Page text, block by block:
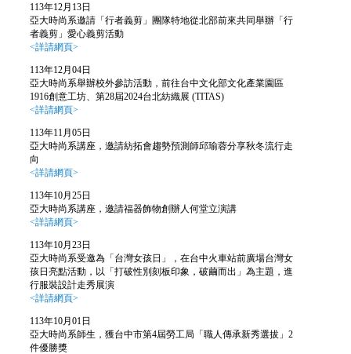
113年12月13日
亞大時尚系邀請「行者義剪」團隊特地從北部前來共同舉辦「行
者義剪」愛心義剪活動
<詳請網頁>
113年12月04日
亞大時尚系舉辦校外參訪活動，前往台中文化部文化產業園區
1916創意工坊、第28屆2024台北紡織展 (TITAS)
<詳請網頁>
113年11月05日
亞大時尚系講座，邀請紡拓會趨勢預測師邱瑜蓉分享秋冬流行走
向
<詳請網頁>
113年10月25日
亞大時尚系講座，邀請福器飾物創辦人何堂立演講
<詳請網頁>
113年10月23日
亞大時尚系受邀為「台灣女孩日」，在台中火車站前廣場台灣女
孩日亮點活動，以「打破性別刻板印象，破繭而出」為主題，進
行服裝設計走秀展演
<詳請網頁>
113年10月01日
亞大時尚系師生，獲台中市第4屆勞工局「職人傳承新秀選拔」2
件優勝獎